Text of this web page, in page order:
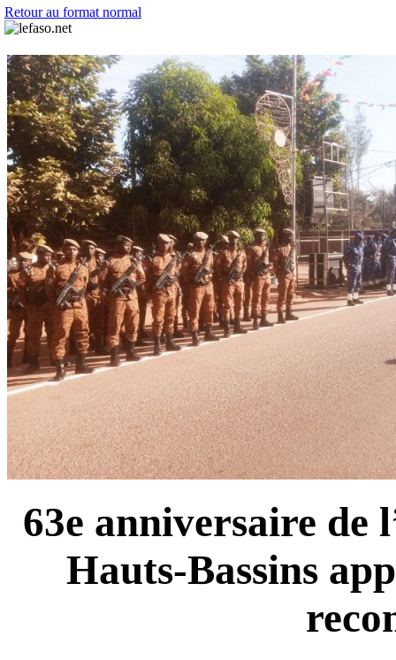
Retour au format normal
63e anniversaire de
Hauts-Bassins